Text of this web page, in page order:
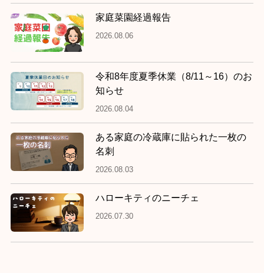
家庭菜園経過報告
2026.08.06
令和8年度夏季休業（8/11～16）のお
知らせ
2026.08.04
ある家庭の冷蔵庫に貼られた一枚の
名刺
2026.08.03
ハローキティのニーチェ
2026.07.30